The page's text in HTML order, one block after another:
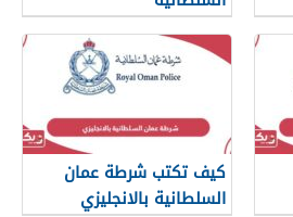
كيف تكتب شرطة عمان
السلطانية بالانجليزي